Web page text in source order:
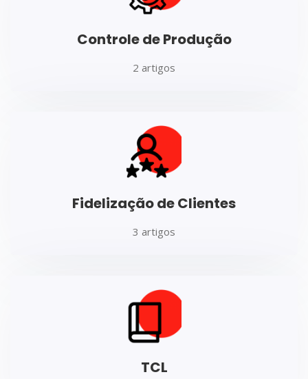
Controle de Produção
2 artigos
Fidelização de Clientes
3 artigos
TCL